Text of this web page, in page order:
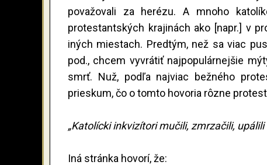
považovali za herézu. A mnoho
protestantských krajinách ako [napr.] v
iných miestach. Predtým, než sa viac
pod., chcem vyvrátiť najpopulárnejšie
smrť. Nuž, podľa najviac bežného
prieskum, čo o tomto hovoria rôzne
„Katolícki inkvizítori mučili, zmrzačili,
Iná stránka hovorí, že: